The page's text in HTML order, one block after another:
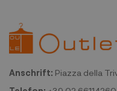
Anschrift: Piazza della